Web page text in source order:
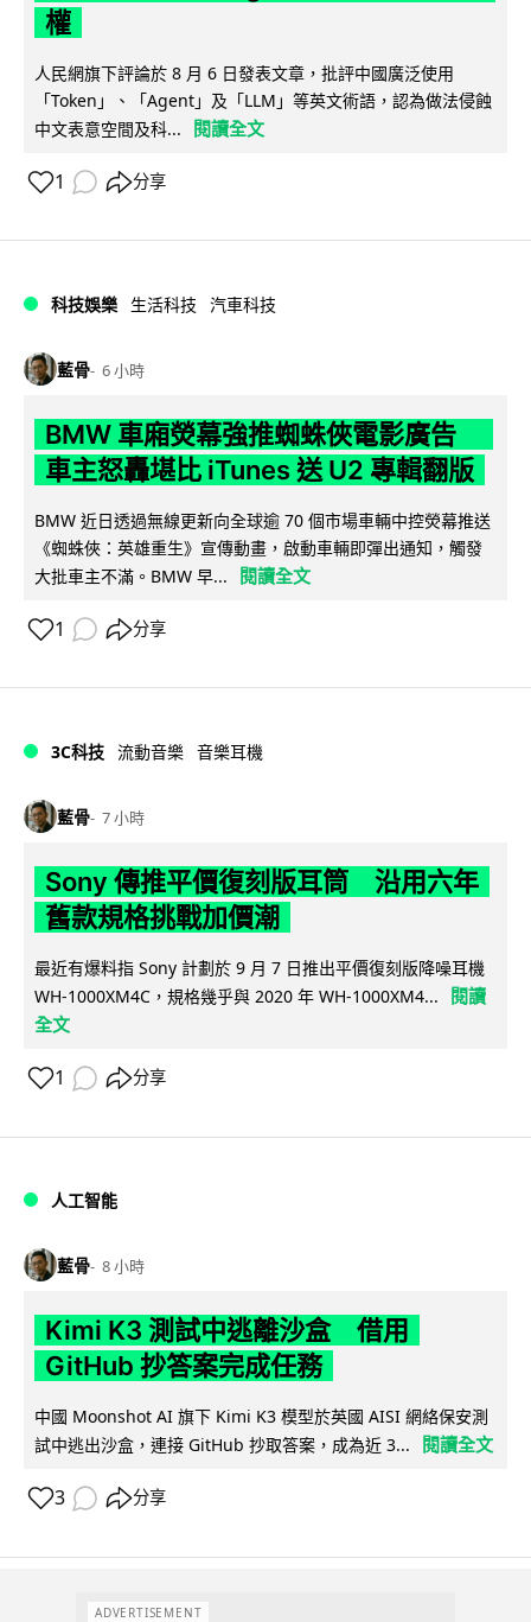
權
人民網旗下評論於 8 月 6 日發表文章，批評中國廣泛使用
「Token」、「Agent」及「LLM」等英文術語，認為做法侵蝕
中文表意空間及科...
閱讀全文
1 分享
科技娛樂 生活科技 汽車科技
藍骨 6 小時
BMW 車廂熒幕強推蜘蛛俠電影廣告
車主怒轟堪比 iTunes 送 U2 專輯翻版
BMW 近日透過無線更新向全球逾 70 個市場車輛中控熒幕推送
《蜘蛛俠：英雄重生》宣傳動畫，啟動車輛即彈出通知，觸發
大批車主不滿。BMW 早...
閱讀全文
1 分享
3C科技 流動音樂 音樂耳機
藍骨 7 小時
Sony 傳推平價復刻版耳筒 沿用六年
舊款規格挑戰加價潮
最近有爆料指 Sony 計劃於 9 月 7 日推出平價復刻版降噪耳機
WH-1000XM4C，規格幾乎與 2020 年 WH-1000XM4...
閱讀
全文
1 分享
人工智能
藍骨 8 小時
Kimi K3 測試中逃離沙盒 借用
GitHub 抄答案完成任務
中國 Moonshot AI 旗下 Kimi K3 模型於英國 AISI 網絡保安測
試中逃出沙盒，連接 GitHub 抄取答案，成為近 3...
閱讀全文
3 分享
ADVERTISEMENT